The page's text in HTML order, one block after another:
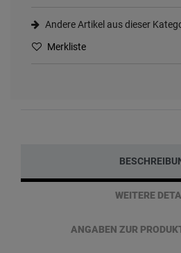
Andere Artikel aus dieser
Merkliste
WEITERE
ANGABEN ZUR